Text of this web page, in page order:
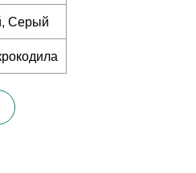
Серый